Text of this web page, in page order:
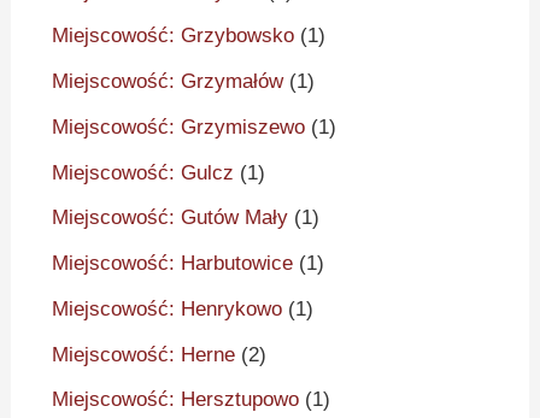
Miejscowość: Grzybowsko (1)
Miejscowość: Grzymałów(1)
Miejscowość: Grzymiszewo (1)
Miejscowość: Gulcz (1)
Miejscowość: Gutów Mały (1)
Miejscowość: Harbutowice (1)
Miejscowość: Henrykowo (1)
Miejscowość: Herne (2)
Miejscowość: Hersztupowo (1)